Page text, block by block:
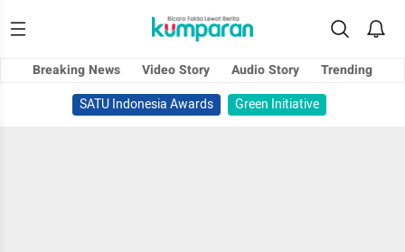
Breaking News Video Story Audio Story
Trending
SATU Indonesia Awards
Green Initiative